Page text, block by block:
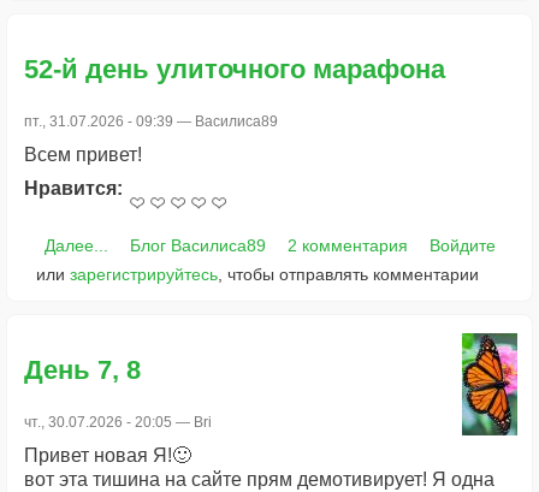
52-й день улиточного марафона
пт., 31.07.2026 - 09:39 — Василиса89
Всем привет!
Нравится:
Далее... Блог Василиса89 2 комментария
Войдите
или зарегистрируйтесь, чтобы отправлять комментарии
День 7, 8
чт., 30.07.2026 - 20:05 — Bri
Привет новая Я!🙂
вот эта тишина на сайте прям демотивирует! Я одна